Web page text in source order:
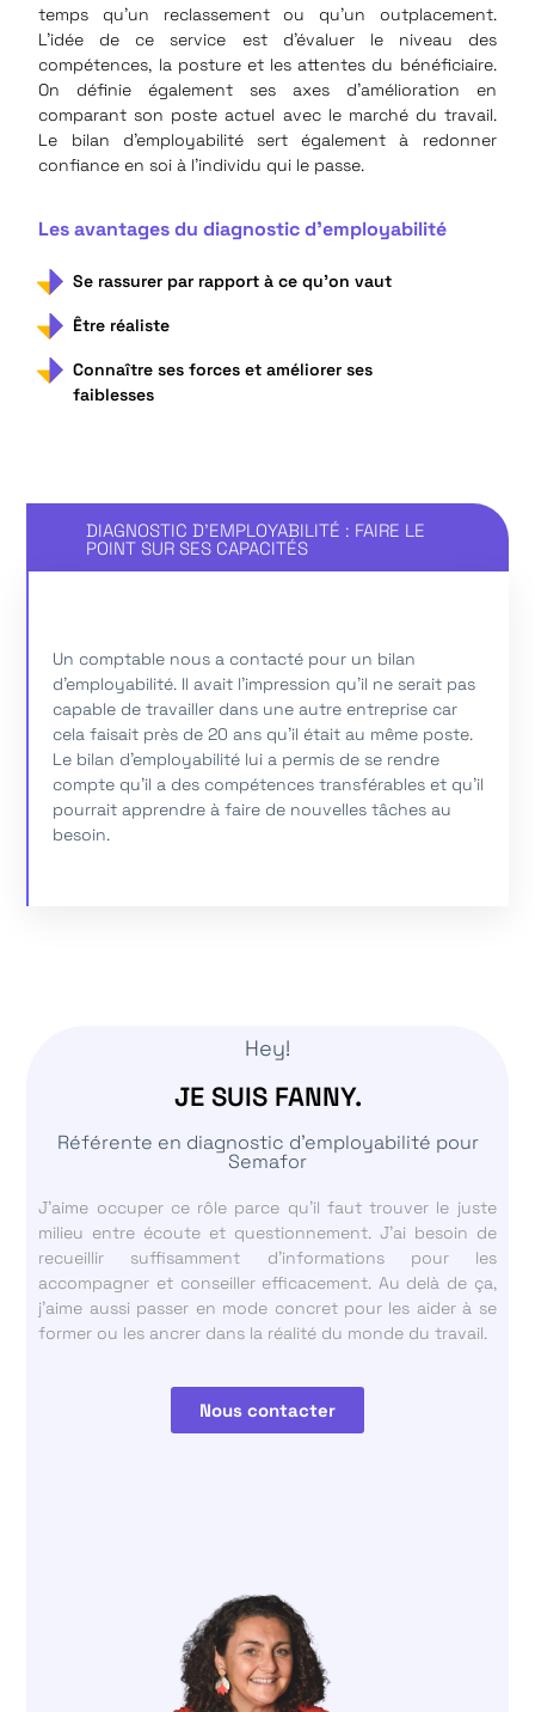
temps qu’un reclassementou qu’un outplacement.
L’idée de ce service est d’évaluer le niveau des
compétences, la posture et les attentes du bénéficiaire.
On définie également ses axes d’amélioration en
comparant son poste actuel avec le marché du travail.
Le bilan d’employabilité sert également à redonner
confiance en soi à l’individu qui le passe.
Les avantages du diagnostic d'employabilité
Se rassurer par rapport à ce qu’on vaut
Être réaliste
Connaître ses forces et améliorer ses
faiblesses
DIAGNOSTIC D'EMPLOYABILITÉ : FAIRE LE
POINT SUR SES CAPACITÉS
Un comptable nous a contacté pour un bilan
d'employabilité. Il avait l'impression qu'il ne serait pas
capable de travailler dans une autre entreprise car
cela faisait près de 20 ans qu'il était au même poste.
Le bilan d’employabilité lui a permis de se rendre
compte qu’il a des compétences transférables et qu'il
pourrait apprendre à faire de nouvelles tâches au
besoin.
FAIRE LE POINT SUR SES CAPACITÉS
Hey!
JE SUIS FANNY.
Référente en diagnostic d'employabilité pour
Semafor
J’aime occuper ce rôle parce qu’il faut trouver le juste
milieu entre écoute et questionnement. J’ai besoin de
recueillir suffisamment d’informations pour les
accompagner et conseiller efficacement. Au delà de ça,
j’aime aussi passer en mode concret pour les aider à se
former ou les ancrer dans la réalité du monde du travail.
Nous contacter